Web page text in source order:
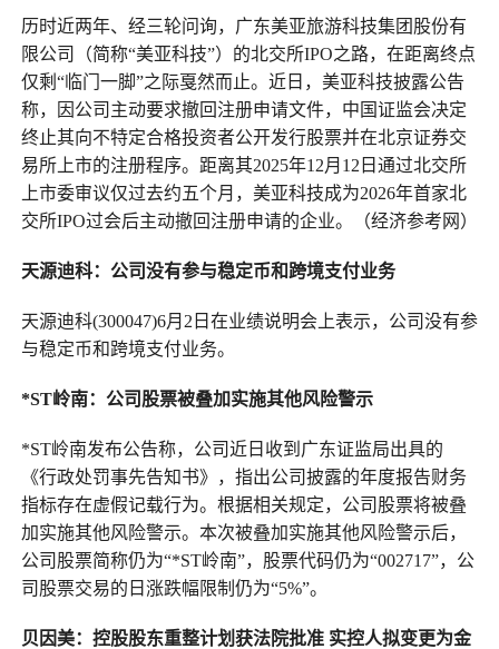
历时近两年、经三轮问询，广东美亚旅游科技集团股份有
限公司（简称“美亚科技”）的北交所IPO之路，在距离终点
仅剩“临门一脚”之际戛然而止。近日，美亚科技披露公告
称，因公司主动要求撤回注册申请文件，中国证监会决定
终止其向不特定合格投资者公开发行股票并在北京证券交
易所上市的注册程序。距离其2025年12月12日通过北交所
上市委审议仅过去约五个月，美亚科技成为2026年首家北
交所IPO过会后主动撤回注册申请的企业。（经济参考网）
天源迪科：公司没有参与稳定币和跨境支付业务
天源迪科(300047)6月2日在业绩说明会上表示，公司没有参
与稳定币和跨境支付业务。
*ST岭南：公司股票被叠加实施其他风险警示
*ST岭南发布公告称，公司近日收到广东证监局出具的
《行政处罚事先告知书》，指出公司披露的年度报告财务
指标存在虚假记载行为。根据相关规定，公司股票将被叠
加实施其他风险警示。本次被叠加实施其他风险警示后，
公司股票简称仍为“*ST岭南”，股票代码仍为“002717”，公
司股票交易的日涨跌幅限制仍为“5%”。
贝因美：控股股东重整计划获法院批准 实控人拟变更为金